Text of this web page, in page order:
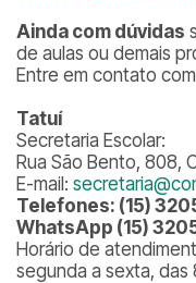
Ainda com dúvidas
de aulas ou demais
Entre em contato
Tatuí
Secretaria Escolar:
Rua São Bento, 808,
E-mail:
Telefones: (15)
WhatsApp (15)
Horário de
segunda a sexta, das